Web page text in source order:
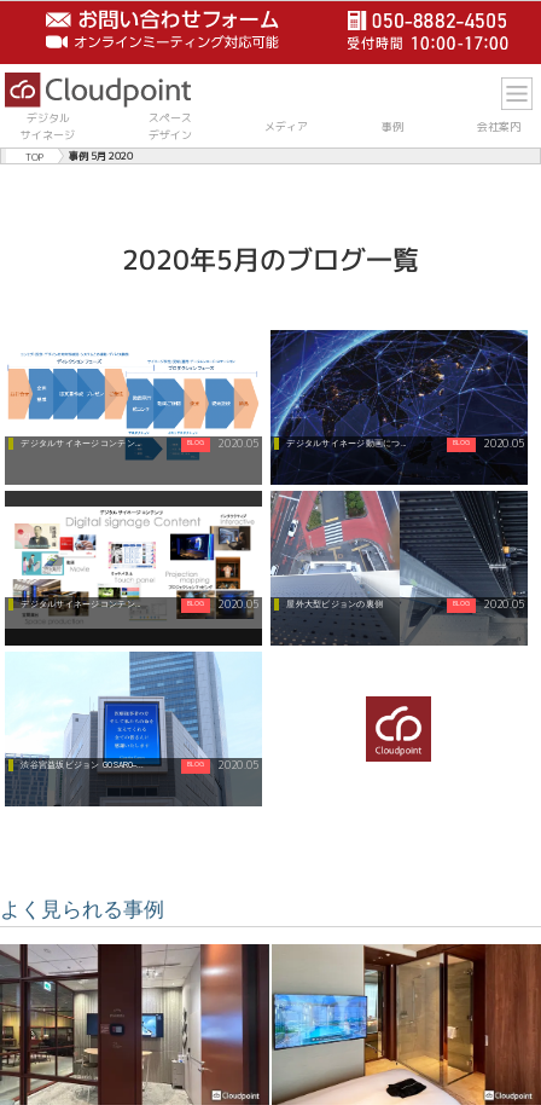
デジタル
サイネージ
スペース
デザイン
メディア 事例 会社案内
TOP 事例 5月 2020
2020年5月のブログ一覧
BLOG 2020.05
デジタルサイネージコンテンツの制作工程につい... BLOG 2020.05
デジタルサイネージ動画について
BLOG 2020.05
デジタルサイネージコンテンツの種類について BLOG 2020.05
屋外大型ビジョンの裏側
BLOG 2020.05
渋谷宮益坂ビジョン GOSARO ̶...
よく見られる事例